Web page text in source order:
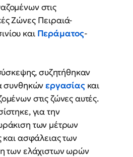
στις
Ζώνες Πειραιά-
και Περάματος-
συζητήθηκαν
συνθηκώνεργασίας και
στις ζώνες αυτές.
για την
των μέτρων
και ασφάλειας των
των ελάχιστων ωρών